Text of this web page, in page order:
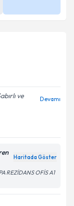
ve
Devamı
Haritada Göster
REZİDANS OFİS A1